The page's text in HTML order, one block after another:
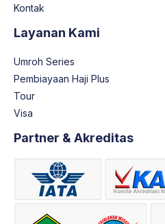
Kontak
Layanan Kami
Umroh Series
Pembiayaan Haji Plus
Tour
Visa
Partner & Akreditas